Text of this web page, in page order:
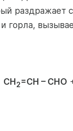
раз­дражает
горла,
CH2=CH – CHO